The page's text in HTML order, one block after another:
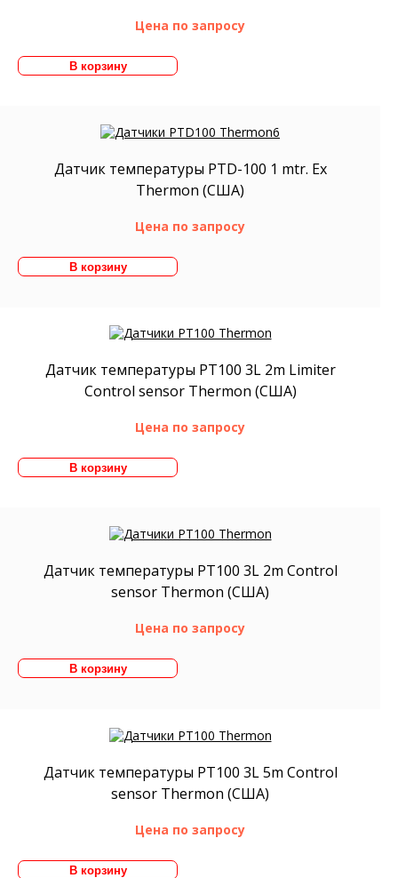
Цена по запросу
Датчик температуры PTD-100 1 mtr. Ex
Thermon (США)
Цена по запросу
Датчик температуры PT100 3L 2m Limiter
Control sensor Thermon (США)
Цена по запросу
Датчик температуры PT100 3L 2m Control
sensor Thermon (США)
Цена по запросу
Датчик температуры PT100 3L 5m Control
sensor Thermon (США)
Цена по запросу